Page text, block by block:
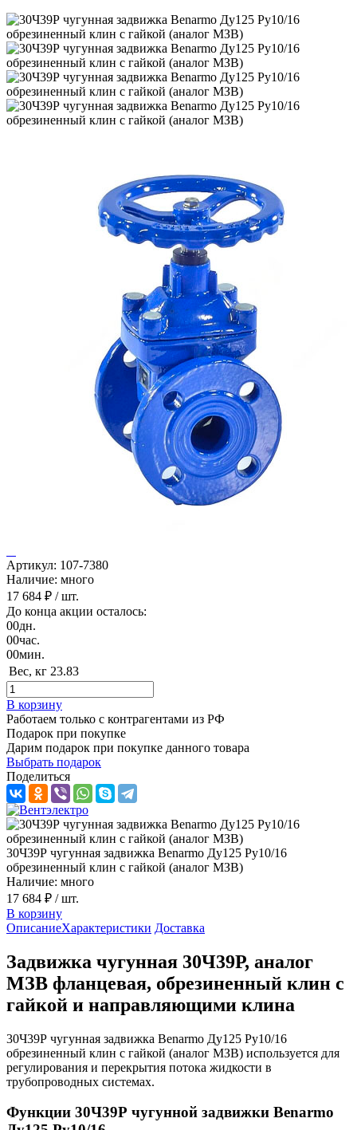
Артикул: 107-7380
Наличие: много
17 684 ₽ / шт.
До конца акции осталось:
00дн.
00час.
00мин.
Вес, кг 23.83
В корзину
Работаем только с контрагентами из РФ
Подарок при покупке
Дарим подарок при покупке данного товара
Выбрать подарок
Поделиться
30Ч39Р чугунная задвижка Benarmo Ду125 Ру10/16
обрезиненный клин с гайкой (аналог МЗВ)
Наличие: много
17 684 ₽ / шт.
В корзину
ОписаниеХарактеристики Доставка
Задвижка чугунная 30Ч39Р, аналог
МЗВ фланцевая, обрезиненный клин с
гайкой и направляющими клина
30Ч39Р чугунная задвижка Benarmo Ду125 Ру10/16
обрезиненный клин с гайкой (аналог МЗВ) используется для
регулирования и перекрытия потока жидкости в
трубопроводных системах.
Функции 30Ч39Р чугунной задвижки Benarmo